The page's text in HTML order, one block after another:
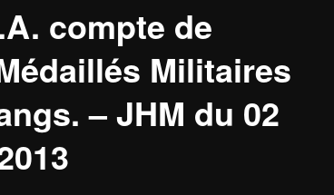
compte de
Militaires
– JHM du 02